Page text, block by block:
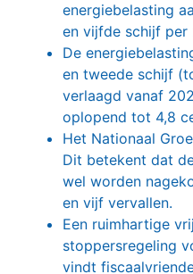
energiebelasting
en vijfde schijf
De
en tweede schijf
verlaagd vanaf
oplopend tot 4,8
Het Nationaal
Dit betekent dat
wel worden
en vijf vervallen.
Een ruimhartige
stoppersregeling
vindt